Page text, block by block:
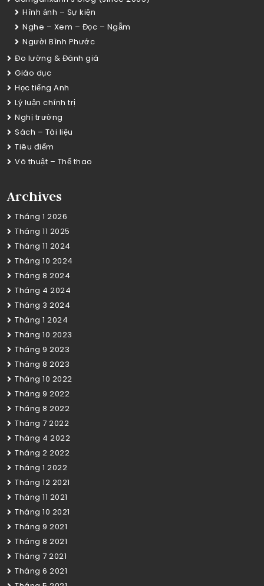
Hình ảnh – Sự kiện
Nghe – Xem – Đọc – Ngẫm
Người Bình Phước
Đo lường & Đánh giá
Giáo dục
Học tiếng Anh
Lý luận chính trị
Nghị trường
Sách – Tài liệu
Tiêu điểm
Võ thuật – Thể thao
Archives
Tháng 1 2026
Tháng 11 2025
Tháng 11 2024
Tháng 10 2024
Tháng 8 2024
Tháng 4 2024
Tháng 3 2024
Tháng 1 2024
Tháng 10 2023
Tháng 9 2023
Tháng 8 2023
Tháng 10 2022
Tháng 9 2022
Tháng 8 2022
Tháng 7 2022
Tháng 4 2022
Tháng 2 2022
Tháng 1 2022
Tháng 12 2021
Tháng 11 2021
Tháng 10 2021
Tháng 9 2021
Tháng 8 2021
Tháng 7 2021
Tháng 6 2021